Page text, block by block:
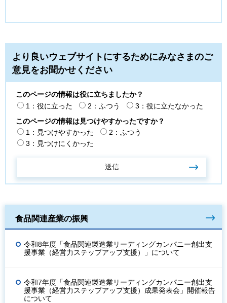
より良いウェブサイトにするためにみなさまのご
意見をお聞かせください
このページの情報は役に立ちましたか？
1：役に立った
2：ふつう
3：役に立たなかった
このページの情報は見つけやすかったですか？
1：見つけやすかった
2：ふつう
3：見つけにくかった
食品関連産業の振興
令和8年度「食品関連製造業リーディングカンパニー創出支
援事業（経営力ステップアップ支援）」について
令和7年度「食品関連製造業リーディングカンパニー創出支
援事業（経営力ステップアップ支援）成果発表会」開催報告
について